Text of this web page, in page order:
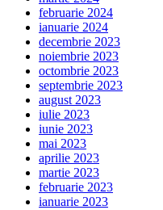
februarie 2024
ianuarie 2024
decembrie 2023
noiembrie 2023
octombrie 2023
septembrie 2023
august 2023
iulie 2023
iunie 2023
mai 2023
aprilie 2023
martie 2023
februarie 2023
ianuarie 2023